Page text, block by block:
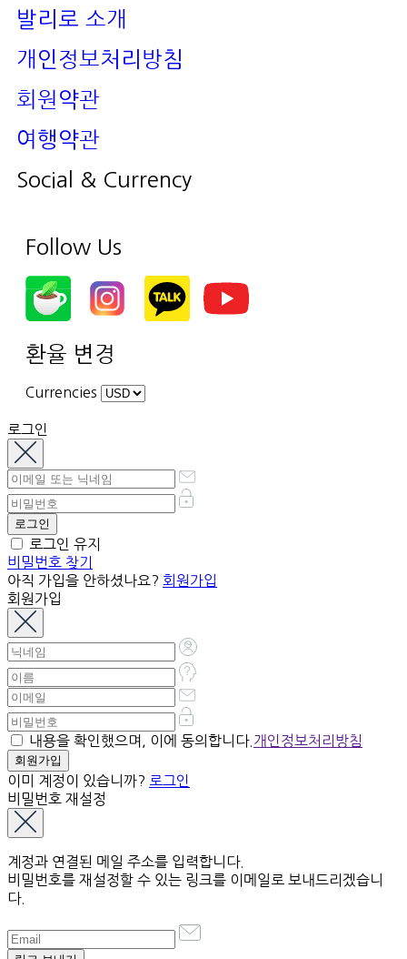
발리로 소개
개인정보처리방침
회원약관
여행약관
Social & Currency
Follow Us
환율 변경
Currencies
로그인
로그인 유지
비밀번호 찾기
아직 가입을 안하셨나요? 회원가입
회원가입
내용을 확인했으며, 이에 동의합니다. 개인정보처리방침
이미 계정이 있습니까? 로그인
비밀번호 재설정
계정과 연결된 메일 주소를 입력합니다.
비밀번호를 재설정할 수 있는 링크를 이메일로 보내드리겠습니
다.